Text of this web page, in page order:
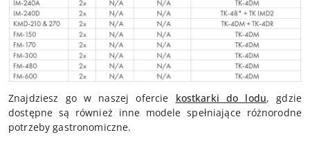
Znajdziesz go w naszej ofercie kostkarki do lodu, gdzie
dostępne są również inne modele spełniające różnorodne
potrzeby gastronomiczne.